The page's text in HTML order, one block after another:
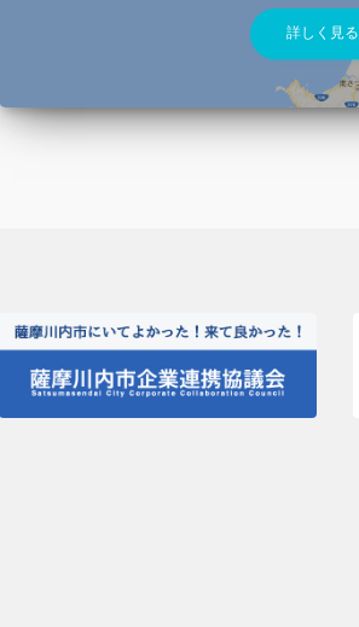
詳しく見る